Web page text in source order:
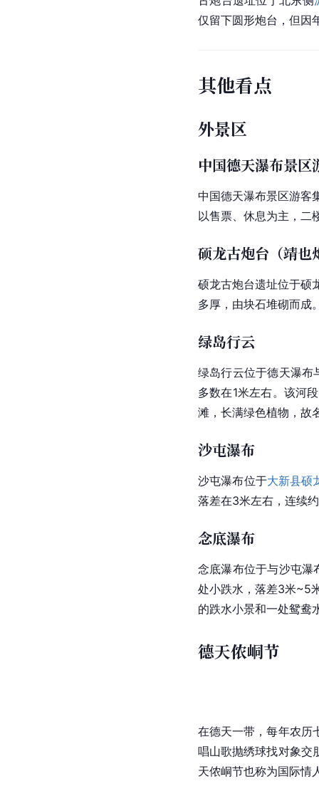
仅留下圆形炮台，但因
其他看点
外景区
中国德天瀑布景区
中国德天瀑布景区游客
以售票、休息为主，二
硕龙古炮台（靖也
硕龙古炮台遗址位于硕
多厚，由块石堆砌而成
绿岛行云
绿岛行云位于德天瀑布
多数在1米左右。该河
滩，长满绿色植物，故
沙屯瀑布
沙屯瀑布位于大新县硕
落差在3米左右，连续
念底瀑布
念底瀑布位于与沙屯瀑
处小跌水，落差3米~5
的跌水小景和一处鸳鸯
德天侬峒节